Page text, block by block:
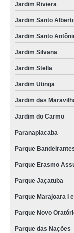
serviço de entrega
serviço de entrega
serviço de entrega
entrega super
busco por serviço de
serviço de entrega
busco por entrega
busco por entrega
serviço de entrega
serviço de entrega
entrega expressa
Jardim Riviera
Jardim Santo
Jardim Santo
Jardim Silvana
Jardim Stella
Jardim Utinga
Jardim das
Jardim do Carmo
Paranapiacaba
Parque
Parque Erasmo
Parque Jaçatuba
Parque Marajoara I e
Parque Novo
Parque das Nações